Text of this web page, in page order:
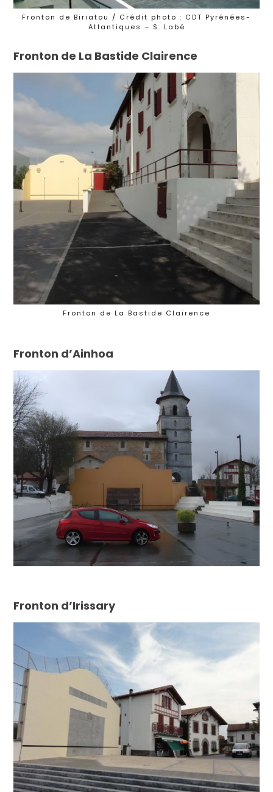
Fronton de Biriatou / Crédit photo : CDT Pyrénées-
Atlantiques – S. Labé
Fronton de La Bastide Clairence
Fronton de La Bastide Clairence
Fronton d’Ainhoa
Fronton d’Irissary